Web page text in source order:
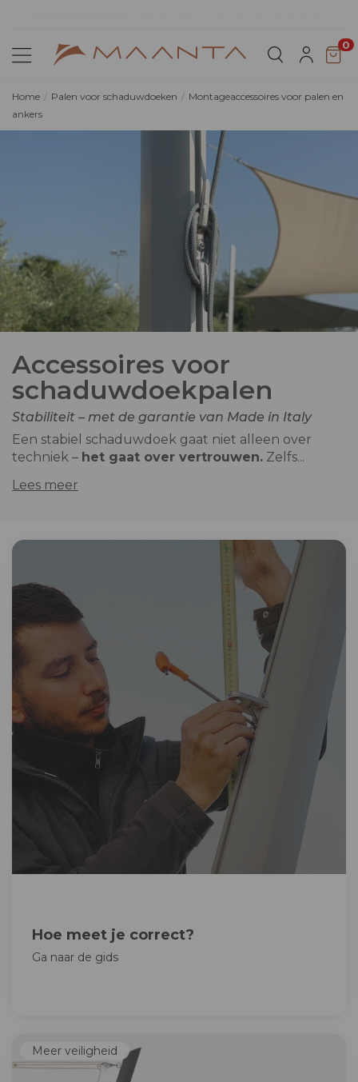
0
Home Palen voor schaduwdoeken
Montageaccessoires voor palen en
ankers
Accessoires voor
schaduwdoekpalen
Stabiliteit – met de garantie van Made in Italy
Een stabiel schaduwdoek gaat niet alleen over
techniek – het gaat over vertrouwen. Zelfs...
Lees meer
Hoe meet je correct?
Ga naar de gids
Meer veiligheid